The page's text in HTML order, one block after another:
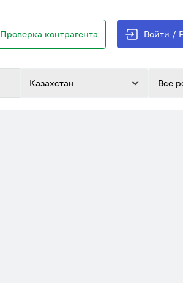
Проверка контрагента Войти /
Казахстан Все